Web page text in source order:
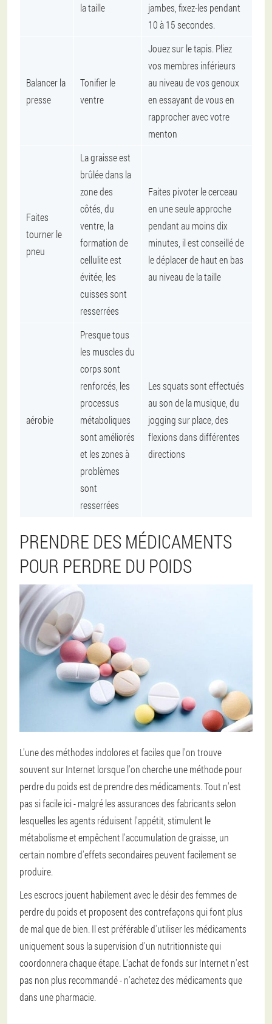
la taille
jambes, fixez-les pendant
10 à 15 secondes.
Balancer la
presse
Tonifier le
ventre
Jouez sur le tapis. Pliez
vos membres inférieurs
au niveau de vos genoux
en essayant de vous en
rapprocher avec votre
menton
Faites
tourner le
pneu
La graisse est
brûlée dans la
zone des
côtés, du
ventre, la
formation de
cellulite est
évitée, les
cuisses sont
resserrées
Faites pivoter le cerceau
en une seule approche
pendant au moins dix
minutes, il est conseillé de
le déplacer de haut en bas
au niveau de la taille
aérobie
Presque tous
les muscles du
corps sont
renforcés, les
processus
métaboliques
sont améliorés
et les zones à
problèmes
sont
resserrées
Les squats sont effectués
au son de la musique, du
jogging sur place, des
flexions dans différentes
directions
PRENDRE DES MÉDICAMENTS
POUR PERDRE DU POIDS
L'une des méthodes indolores et faciles que l'on trouve
souvent sur Internet lorsque l'on cherche une méthode pour
perdre du poids est de prendre des médicaments. Tout n'est
pas si facile ici - malgré les assurances des fabricants selon
lesquelles les agents réduisent l'appétit, stimulent le
métabolisme et empêchent l'accumulation de graisse, un
certain nombre d'effets secondaires peuvent facilement se
produire.
Les escrocs jouent habilement avec le désir des femmes de
perdre du poids et proposent des contrefaçons qui font plus
de mal que de bien. Il est préférable d'utiliser les médicaments
uniquement sous la supervision d'un nutritionniste qui
coordonnera chaque étape. L'achat de fonds sur Internet n'est
pas non plus recommandé - n'achetez des médicaments que
dans une pharmacie.